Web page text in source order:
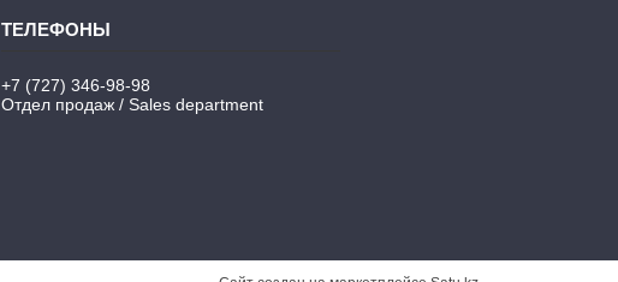
+7 (727) 346-98-98
Отдел продаж / Sales department